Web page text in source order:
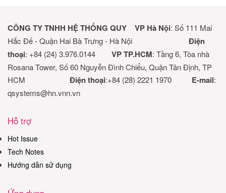
CÔNG TY TNHH HỆ THỐNG QUY VP Hà Nội: Số 111 Mai
Hắc Đế - Quận Hai Bà Trưng - Hà Nội Điện
thoại: +84 (24) 3.976.0144 VP TP.HCM: Tầng 6, Tòa nhà
Rosana Tower, Số 60 Nguyễn Đình Chiểu, Quận Tân Định, TP
HCM Điện thoại:+84 (28) 2221 1970 E-mail:
qsystems@hn.vnn.vn
Hỗ trợ
Hot Issue
Tech Notes
Hướng dẫn sử dụng